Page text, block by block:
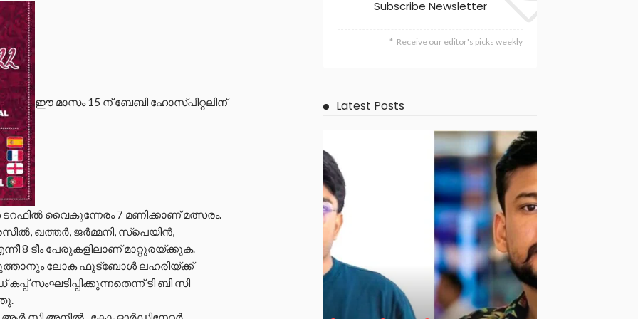
ഈ മാസം 15 ന് ബേബി ഹോസ്പിറ്റലിന്
വൈകുന്നേരം 7 മണിക്കാണ് മത്സരം.
ഖത്തർ, ജർമ്മനി, സ്പെയിൻ,
8 ടീം പേരുകളിലാണ് മാറ്റുരയ്ക്കുക.
ലോക ഫുട്ബോൾ ലഹരിയ്ക്ക്
സംഘടിപ്പിക്കുന്നതെന്ന് ടി ബി സി
Subscribe Newsletter
Receive our editor's picks weekly
Latest Posts